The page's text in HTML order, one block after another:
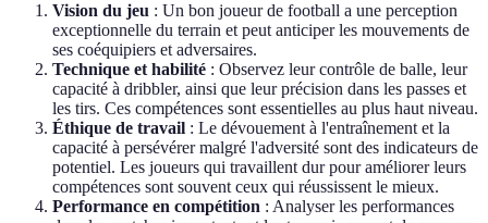
Vision du jeu : Un bon joueur de football a une perception
exceptionnelle du terrain et peut anticiper les mouvements de
ses coéquipiers et adversaires.
Technique et habilité : Observez leur contrôle de balle, leur
capacité à dribbler, ainsi que leur précision dans les passes et
les tirs. Ces compétences sont essentielles au plus haut niveau.
Éthique de travail : Le dévouement à l'entraînement et la
capacité à persévérer malgré l'adversité sont des indicateurs de
potentiel. Les joueurs qui travaillent dur pour améliorer leurs
compétences sont souvent ceux qui réussissent le mieux.
Performance en compétition : Analyser les performances